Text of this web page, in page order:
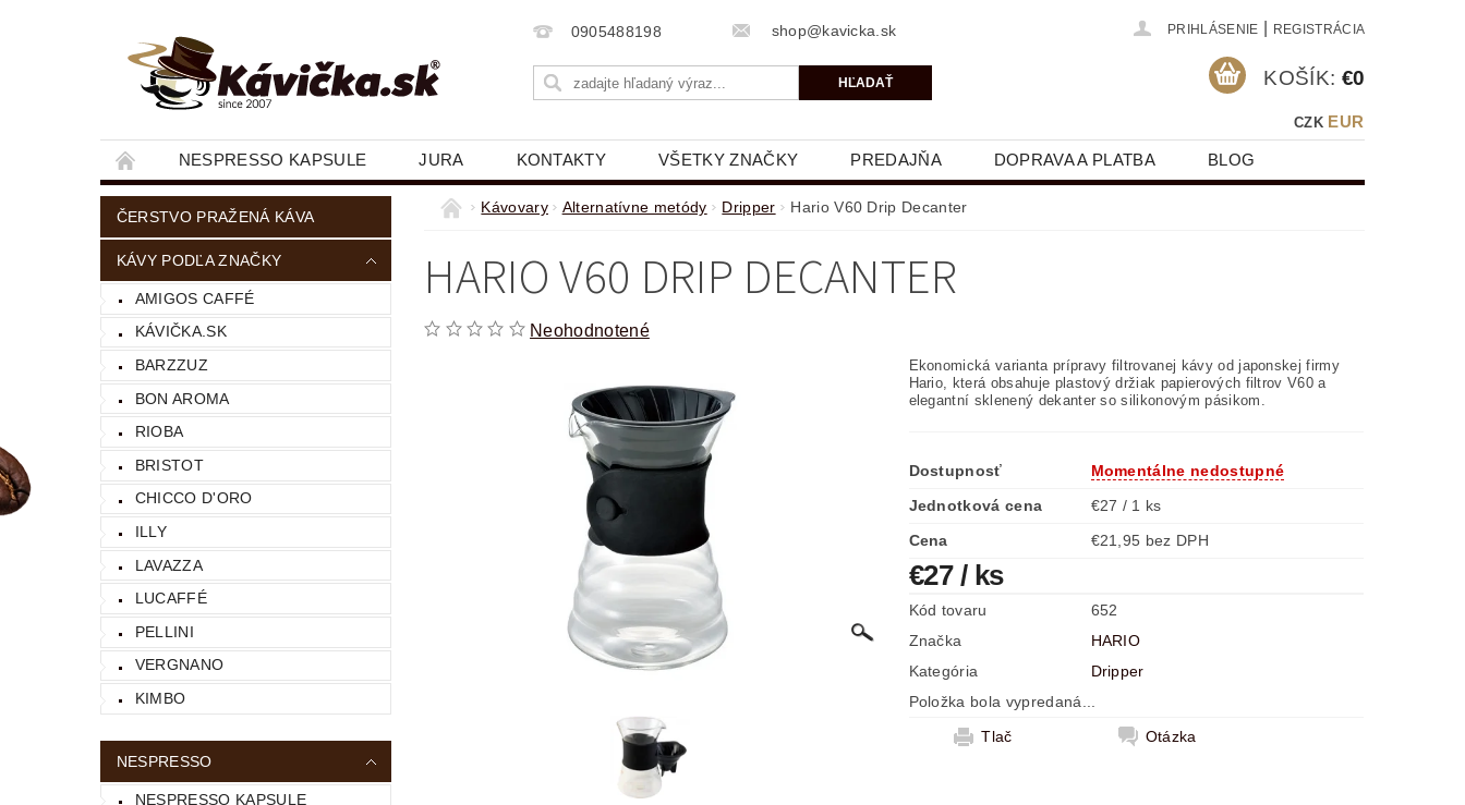
0905488198 shop@kavicka.sk PRIHLÁSENIE REGISTRÁCIA
CZK EUR
KOŠÍK: €0
NESPRESSO KAPSULE JURA KONTAKTY VŠETKY ZNAČKY PREDAJŇA DOPRAVA A PLATBA BLOG
ČERSTVO PRAŽENÁ KÁVA
KÁVY PODĽA ZNAČKY
AMIGOS CAFFÉ
KÁVIČKA.SK
BARZZUZ
BON AROMA
RIOBA
BRISTOT
CHICCO D'ORO
ILLY
LAVAZZA
LUCAFFÉ
PELLINI
VERGNANO
KIMBO
NESPRESSO
NESPRESSO KAPSULE
Kávovary Alternatívne metódy Dripper Hario V60 Drip Decanter
HARIO V60 DRIP DECANTER
Neohodnotené
Ekonomická varianta prípravy filtrovanej kávy od japonskej firmy
Hario, která obsahuje plastový držiak papierových filtrov V60 a
elegantní sklenený dekanter so silikonovým pásikom.
Dostupnosť
Momentálne nedostupné
Jednotková cena
€27 / 1 ks
Cena
€21,95 bez DPH
€27 / ks
Kód tovaru
652
Značka
HARIO
Kategória
Dripper
Položka bola vypredaná...
Tlač
Otázka